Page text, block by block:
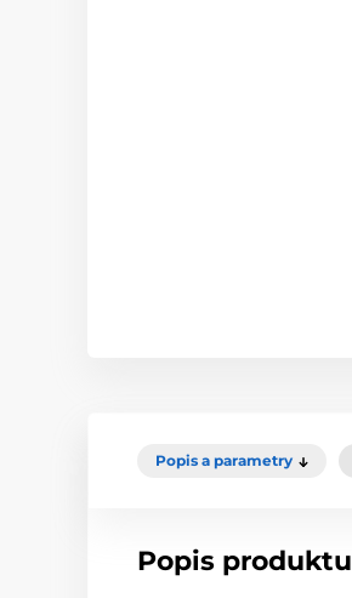
Popis a parametry
Popis produktu